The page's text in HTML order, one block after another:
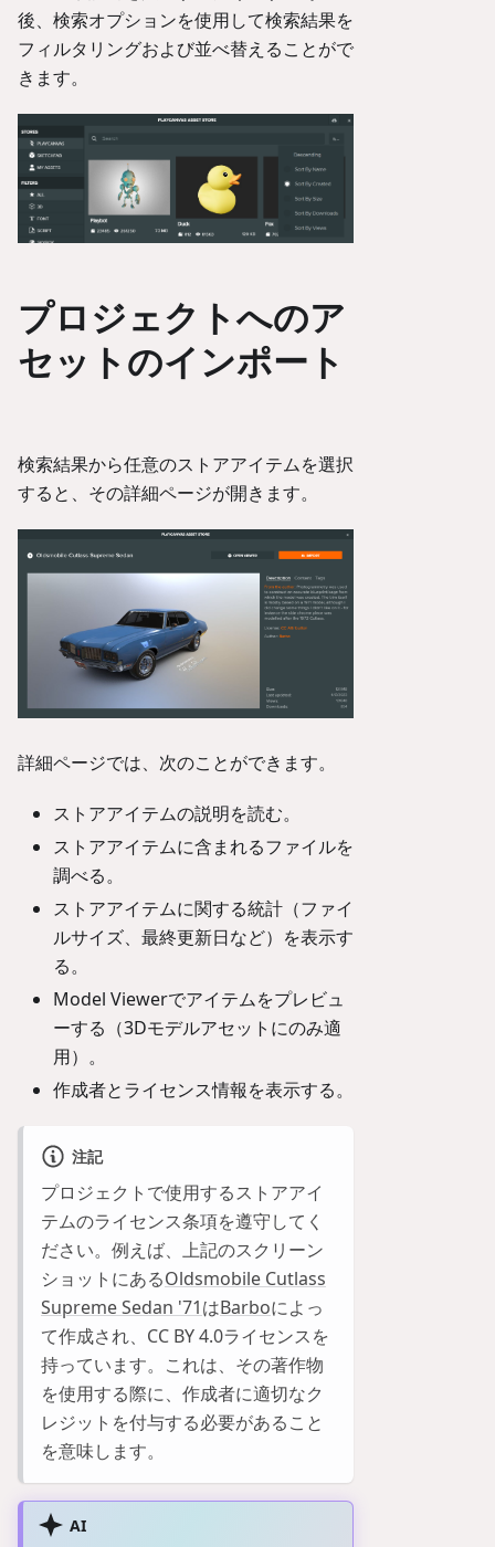
後、検索オプションを使用して検索結果を
フィルタリングおよび並べ替えることがで
きます。
プロジェクトへのア
セットのインポート
検索結果から任意のストアアイテムを選択
すると、その詳細ページが開きます。
詳細ページでは、次のことができます。
ストアアイテムの説明を読む。
ストアアイテムに含まれるファイルを
調べる。
ストアアイテムに関する統計（ファイ
ルサイズ、最終更新日など）を表示す
る。
Model Viewerでアイテムをプレビュ
ーする（3Dモデルアセットにのみ適
用）。
作成者とライセンス情報を表示する。
注記
プロジェクトで使用するストアアイ
テムのライセンス条項を遵守してく
ださい。例えば、上記のスクリーン
ショットにあるOldsmobile Cutlass
Supreme Sedan '71はBarboによっ
て作成され、CC BY 4.0ライセンスを
持っています。これは、その著作物
を使用する際に、作成者に適切なク
レジットを付与する必要があること
を意味します。
AI